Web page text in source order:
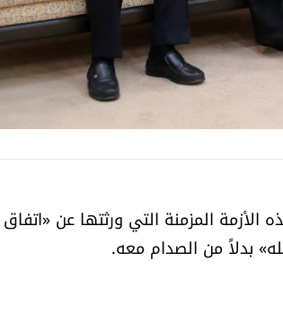
المزمنة التي ورثتها عن «اتفاق
بدلاً من الصدام معه.